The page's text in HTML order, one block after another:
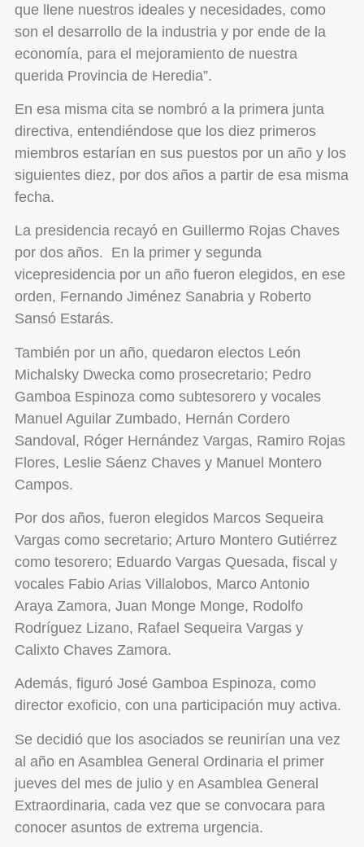
que llene nuestros ideales y necesidades, como
son el desarrollo de la industria y por ende de la
economía, para el mejoramiento de nuestra
querida Provincia de Heredia”.
En esa misma cita se nombró a la primera junta
directiva, entendiéndose que los diez primeros
miembros estarían en sus puestos por un año y los
siguientes diez, por dos años a partir de esa misma
fecha.
La presidencia recayó en Guillermo Rojas Chaves
por dos años. En la primer y segunda
vicepresidencia por un año fueron elegidos, en ese
orden, Fernando Jiménez Sanabria y Roberto
Sansó Estarás.
También por un año, quedaron electos León
Michalsky Dwecka como prosecretario; Pedro
Gamboa Espinoza como subtesorero y vocales
Manuel Aguilar Zumbado, Hernán Cordero
Sandoval, Róger Hernández Vargas, Ramiro Rojas
Flores, Leslie Sáenz Chaves y Manuel Montero
Campos.
Por dos años, fueron elegidos Marcos Sequeira
Vargas como secretario; Arturo Montero Gutiérrez
como tesorero; Eduardo Vargas Quesada, fiscal y
vocales Fabio Arias Villalobos, Marco Antonio
Araya Zamora, Juan Monge Monge, Rodolfo
Rodríguez Lizano, Rafael Sequeira Vargas y
Calixto Chaves Zamora.
Además, figuró José Gamboa Espinoza, como
director exoficio, con una participación muy activa.
Se decidió que los asociados se reunirían una vez
al año en Asamblea General Ordinaria el primer
jueves del mes de julio y en Asamblea General
Extraordinaria, cada vez que se convocara para
conocer asuntos de extrema urgencia.